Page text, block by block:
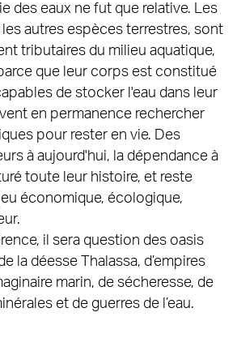
des eaux ne fut que relative. Les
autres espèces terrestres, sont
tributaires du milieu aquatique,
que leur corps est constitué
de stocker l'eau dans leur
en permanence rechercher
pour rester en vie. Des
à aujourd'hui, la dépendance à
toute leur histoire, et reste
économique, écologique,
il sera question des oasis
la déesse Thalassa, d’empires
marin, de sécheresse, de
et de guerres de l’eau.